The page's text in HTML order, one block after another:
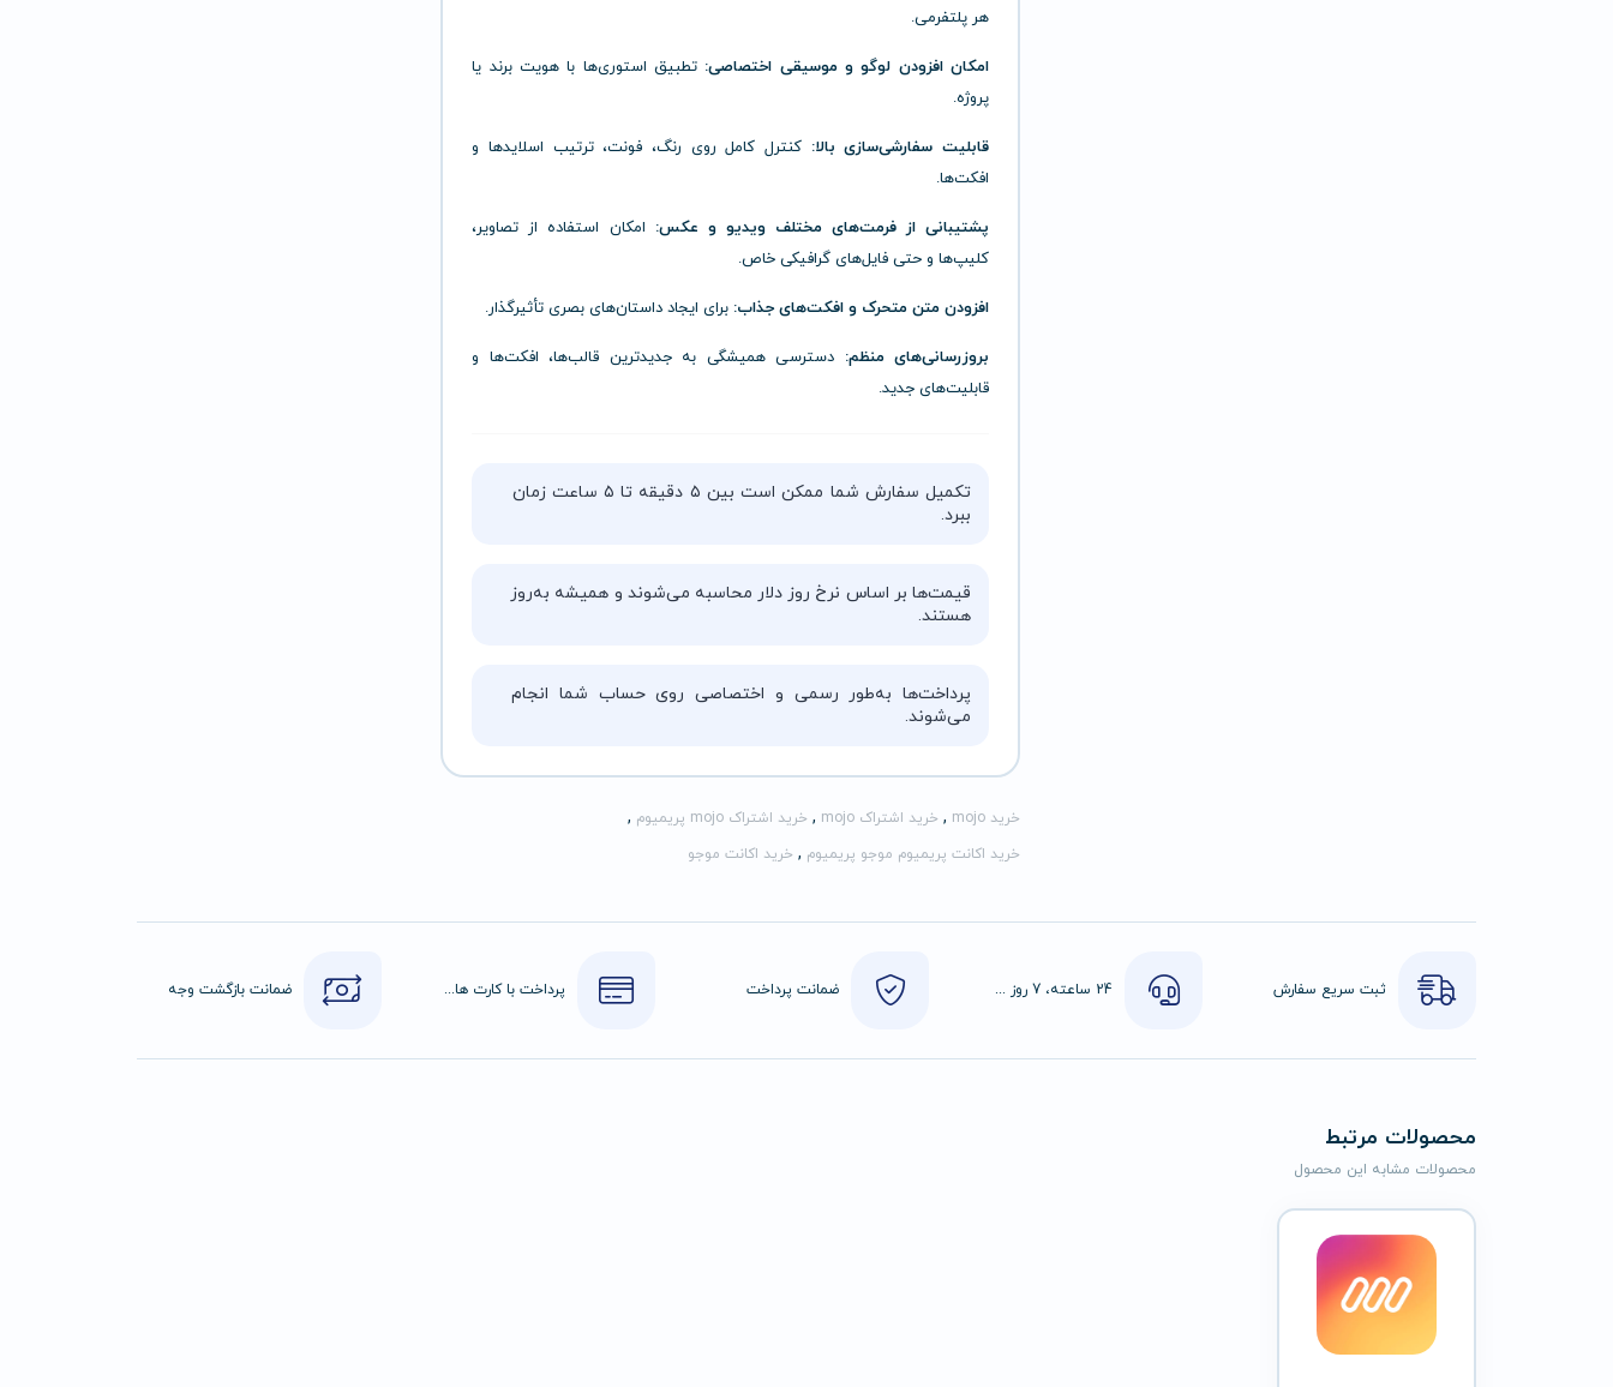
هر پلتفرمی.
امکان افزودن لوگو و موسیقی اختصاصی: تطبیق استوری‌ها با هویت برند یا
پروژه.
قابلیت سفارشی‌سازی بالا: کنترل کامل روی رنگ، فونت، ترتیب اسلایدها و
افکت‌ها.
پشتیبانی از فرمت‌های مختلف ویدیو و عکس: امکان استفاده از تصاویر،
کلیپ‌ها و حتی فایل‌های گرافیکی خاص.
افزودن متن متحرک و افکت‌های جذاب: برای ایجاد داستان‌های بصری تأثیرگذار.
بروزرسانی‌های منظم: دسترسی همیشگی به جدیدترین قالب‌ها، افکت‌ها و
قابلیت‌های جدید.
تکمیل سفارش شما ممکن است بین ۵ دقیقه تا ۵ ساعت زمان
ببرد.
قیمت‌ها بر اساس نرخ روز دلار محاسبه می‌شوند و همیشه به‌روز
هستند.
پرداخت‌ها به‌طور رسمی و اختصاصی روی حساب شما انجام
می‌شوند.
خرید mojo , خرید اشتراک mojo , خرید اشتراک mojo پریمیوم ,
خرید اکانت پریمیوم موجو پریمیوم , خرید اکانت موجو
ثبت سریع سفارش 24 ساعته، 7 روز هفته ضمانت پرداخت پرداخت با کارت های عضو شتاب ضمانت بازگشت وجه
محصولات مرتبط
محصولات مشابه این محصول